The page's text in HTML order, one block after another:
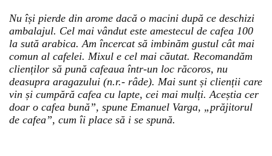
Nu își pierde din arome dacă o macini după ce deschizi
ambalajul. Cel mai vândut este amestecul de cafea 100
la sută arabica. Am încercat să imbinăm gustul cât mai
comun al cafelei. Mixul e cel mai căutat. Recomandăm
clienților să pună cafeaua într-un loc răcoros, nu
deasupra aragazului (n.r.- râde). Mai sunt și clienții care
vin și cumpără cafea cu lapte, cei mai mulți. Aceștia cer
doar o cafea bună”, spune Emanuel Varga, „prăjitorul
de cafea”, cum îi place să i se spună.